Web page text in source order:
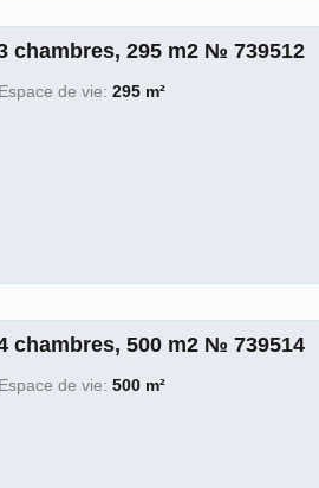
chambres, 295 m2 № 739512
Espace de vie: 295 m²
chambres, 500 m2 № 739514
Espace de vie: 500 m²